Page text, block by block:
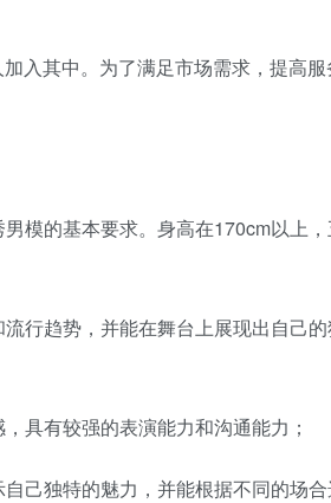
入其中。为了满足市场需求，提高
模的基本要求。身高在170cm以上
行趋势，并能在舞台上展现出自己
具有较强的表演能力和沟通能力；
己独特的魅力，并能根据不同的场